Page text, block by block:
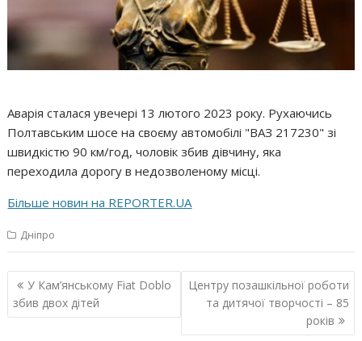
Аварія сталася увечері 13 лютого 2023 року. Рухаючись
Полтавським шосе на своєму автомобілі "ВАЗ 217230" зі
швидкістю 90 км/год, чоловік збив дівчину, яка
переходила дорогу в недозволеному місці.
Більше новин на REPORTER.UA
Дніпро
Навігація
записів
У Кам’янському Fiat Doblo
збив двох дітей
Центру позашкільної роботи
та дитячої творчості – 85
років